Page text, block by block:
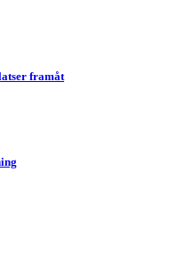
framåt